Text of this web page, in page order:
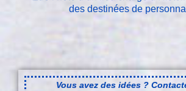
des destinées de
Vous avez des idées ?